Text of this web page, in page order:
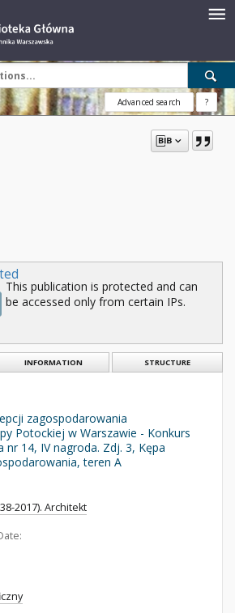
Advanced search ?
This publication is protected and can
be accessed only from certain IPs.
INFORMATION STRUCTURE
zagospodarowania
Potockiej w Warszawie - Konkurs
nr 14, IV nagroda. Zdj. 3, Kępa
teren A
2017). Architekt